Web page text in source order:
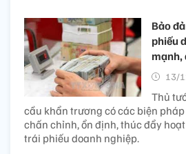
Bảo
phiếu
mạnh,
13/
Thủ
cầu khẩn trương có các biện
chấn chỉnh, ổn định, thúc đẩy
trái phiếu doanh nghiệp.